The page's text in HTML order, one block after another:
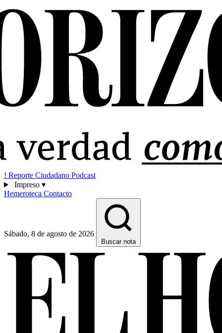
! Reporte Ciudadano Podcast
Impreso ▾
Hemeroteca Contacto
Sábado, 8 de agosto de 2026
Buscar nota